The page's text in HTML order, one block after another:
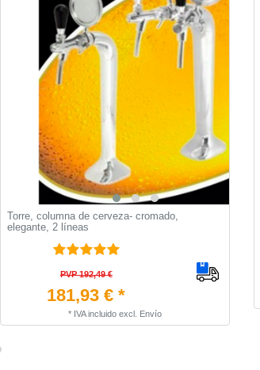
Torre, сolumna de cerveza- cromado,
elegante, 2 líneas
PVP 192,49 €
181,93 € *
* IVA incluido excl. Envío